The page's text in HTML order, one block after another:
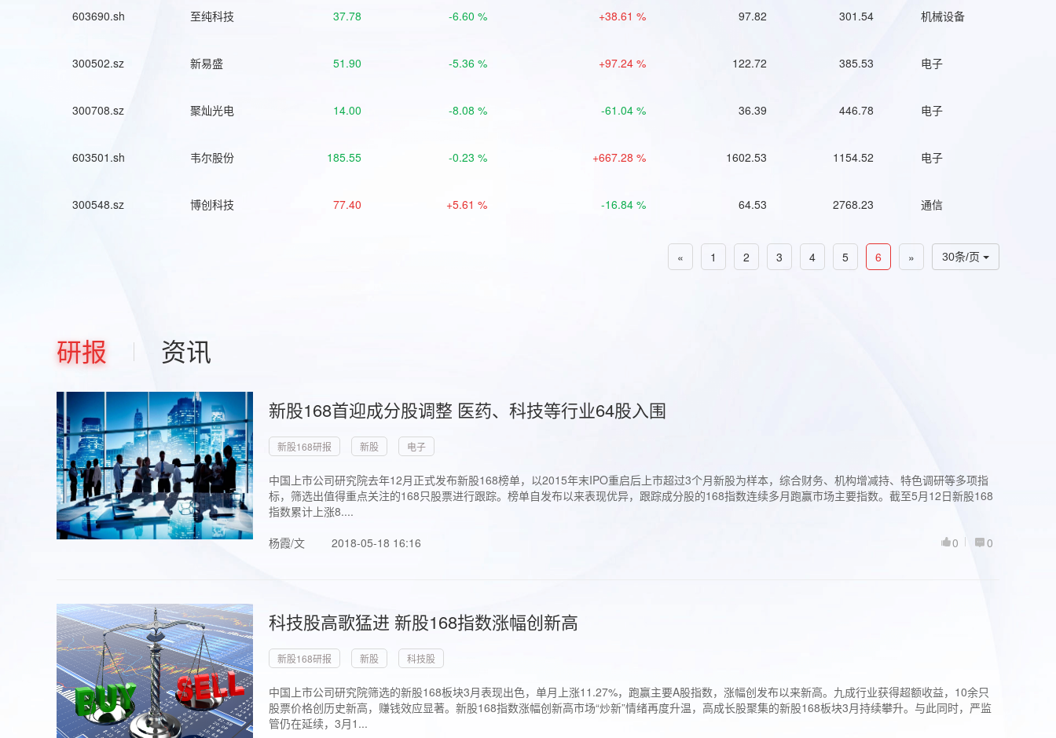
603690.sh 至纯科技 37.78 -6.60 % +38.61 % 97.82 301.54 机械设备
300502.sz 新易盛 51.90 -5.36 % +97.24 % 122.72 385.53 电子
300708.sz 聚灿光电 14.00 -8.08 % -61.04 % 36.39 446.78 电子
603501.sh 韦尔股份 185.55 -0.23 % +667.28 % 1602.53 1154.52 电子
300548.sz 博创科技 77.40 +5.61 % -16.84 % 64.53 2768.23 通信
30条/页
« 1 2 3 4 5 6 »
研报 资讯
新股168首迎成分股调整 医药、科技等行业64股入围
新股168研报 新股 电子
中国上市公司研究院去年12月正式发布新股168榜单，以2015年末IPO重启后上市超过3个月新股为样本，综合财务、机构增减持、特色调研等多项指
标，筛选出值得重点关注的168只股票进行跟踪。榜单自发布以来表现优异，跟踪成分股的168指数连续多月跑赢市场主要指数。截至5月12日新股168
指数累计上涨8....
杨霞/文
2018-05-18 16:16 0
0
科技股高歌猛进 新股168指数涨幅创新高
新股168研报 新股 科技股
中国上市公司研究院筛选的新股168板块3月表现出色，单月上涨11.27%，跑赢主要A股指数，涨幅创发布以来新高。九成行业获得超额收益，10余只
股票价格创历史新高，赚钱效应显著。新股168指数涨幅创新高市场“炒新”情绪再度升温，高成长股聚集的新股168板块3月持续攀升。与此同时，严监
管仍在延续，3月1...